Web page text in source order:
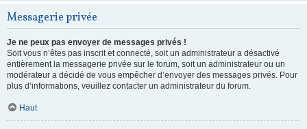
Messagerie privée
Je ne peux pas envoyer de messages privés !
Soit vous n’êtes pas inscrit et connecté, soit un administrateur a désactivé
entièrement la messagerie privée sur le forum, soit un administrateur ou un
modérateur a décidé de vous empêcher d’envoyer des messages privés. Pour
plus d’informations, veuillez contacter un administrateur du forum.
Haut